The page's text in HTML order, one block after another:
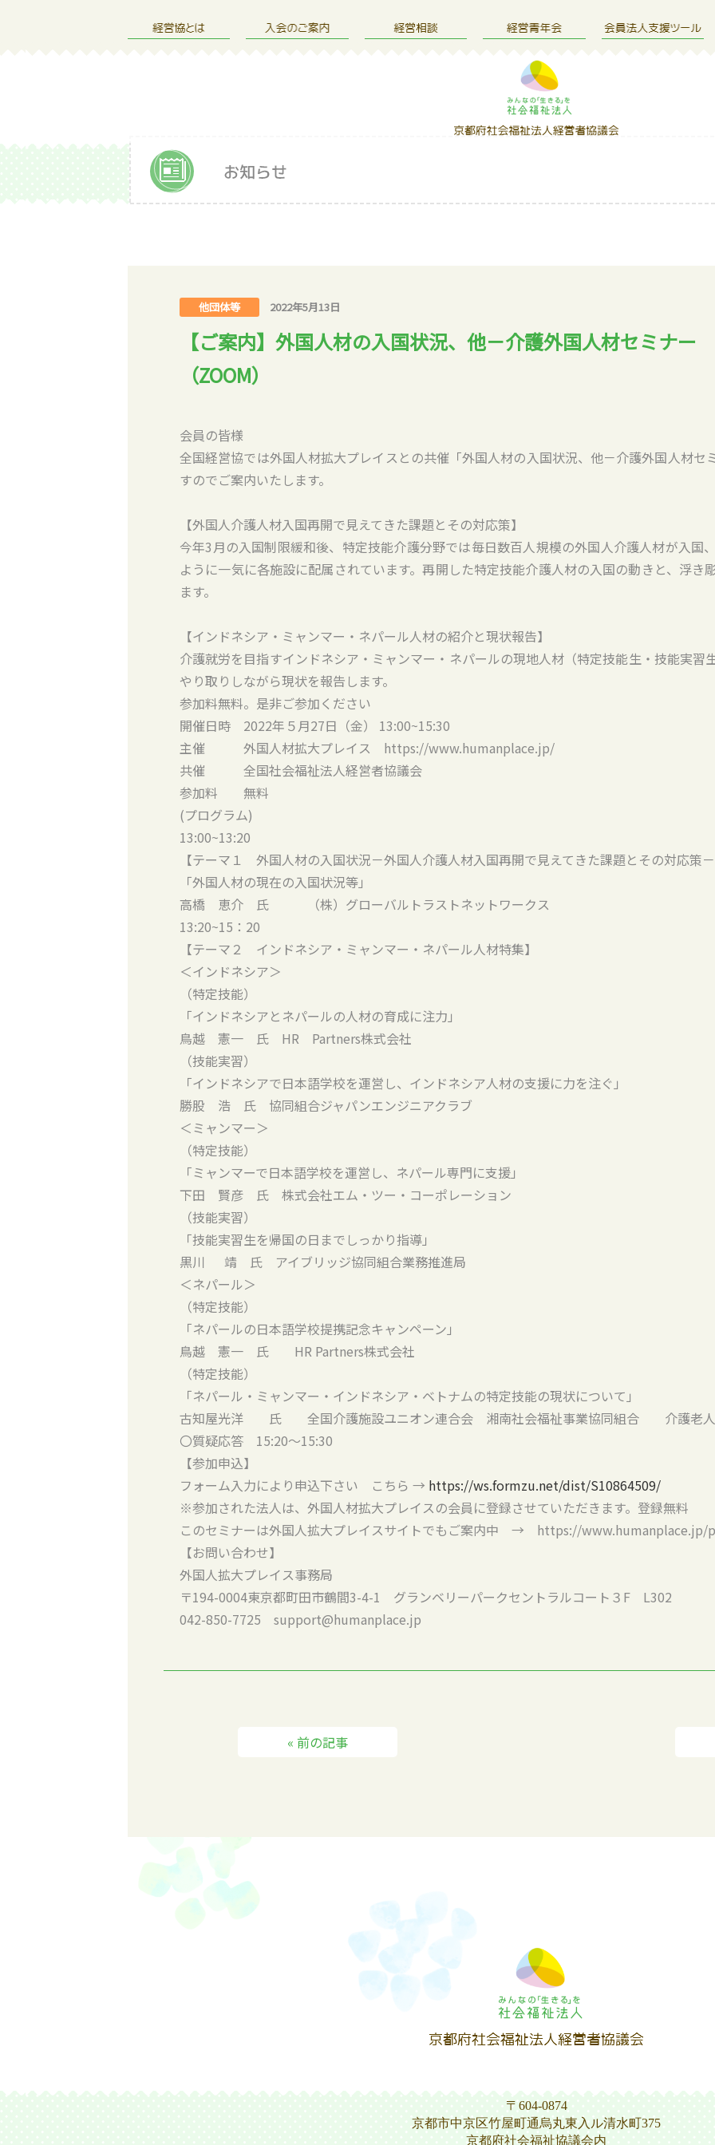
他団体等 2022年5月13日
【ご案内】外国人材の入国状況、他－介護外国人材セミナー
（ZOOM）
会員の皆様
全国経営協では外国人材拡大プレイスとの共催「外国人材の入国状況、他－介護外国人材セ
すのでご案内いたします。
【外国人介護人材入国再開で見えてきた課題とその対応策】
今年3月の入国制限緩和後、特定技能介護分野では毎日数百人規模の外国人介護人材が入国
ように一気に各施設に配属されています。再開した特定技能介護人材の入国の動きと、浮き
ます。
【インドネシア・ミャンマー・ネパール人材の紹介と現状報告】
介護就労を目指すインドネシア・ミャンマー・ネパールの現地人材（特定技能生・技能実習
やり取りしながら現状を報告します。
参加料無料。是非ご参加ください
開催日時 2022年５月27日（金） 13:00~15:30
主催 外国人材拡大プレイス https://www.humanplace.jp/
共催 全国社会福祉法人経営者協議会
参加料 無料
(プログラム)
13:00~13:20
【テーマ１ 外国人材の入国状況－外国人介護人材入国再開で見えてきた課題とその対応策
「外国人材の現在の入国状況等」
高橋 恵介 氏 （株）グローバルトラストネットワークス
13:20~15：20
【テーマ２ インドネシア・ミャンマー・ネパール人材特集】
＜インドネシア＞
（特定技能）
「インドネシアとネパールの人材の育成に注力」
鳥越 憲一 氏 HR Partners株式会社
（技能実習）
「インドネシアで日本語学校を運営し、インドネシア人材の支援に力を注ぐ」
勝股 浩 氏 協同組合ジャパンエンジニアクラブ
＜ミャンマー＞
（特定技能）
「ミャンマーで日本語学校を運営し、ネパール専門に支援」
下田 賢彦 氏 株式会社エム・ツー・コーポレーション
（技能実習）
「技能実習生を帰国の日までしっかり指導」
黒川 靖 氏 アイブリッジ協同組合業務推進局
＜ネパール＞
（特定技能）
「ネパールの日本語学校提携記念キャンペーン」
鳥越 憲一 氏 HR Partners株式会社
（特定技能）
「ネパール・ミャンマー・インドネシア・ベトナムの特定技能の現状について」
古知屋光洋 氏 全国介護施設ユニオン連合会 湘南社会福祉事業協同組合 介護老人
〇質疑応答 15:20～15:30
【参加申込】
フォーム入力により申込下さい こちら → https://ws.formzu.net/dist/S10864509/
※参加された法人は、外国人材拡大プレイスの会員に登録させていただきます。登録無料
このセミナーは外国人拡大プレイスサイトでもご案内中 → https://www.humanplace.jp/
【お問い合わせ】
外国人拡大プレイス事務局
〒194-0004東京都町田市鶴間3-4-1 グランベリーパークセントラルコート３F L302
042-850-7725 support@humanplace.jp
« 前の記事
〒604-0874
京都市中京区竹屋町通烏丸東入ル清水町375
京都府社会福祉協議会内